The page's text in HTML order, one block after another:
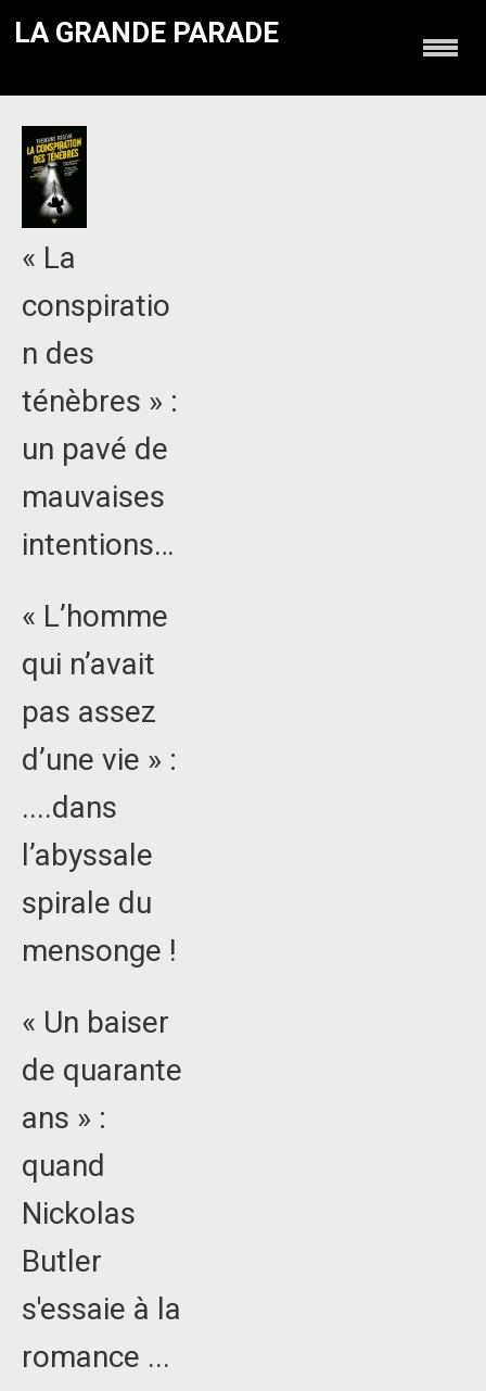
LA GRANDE PARADE
« La
conspiratio
n des
ténèbres » :
un pavé de
mauvaises
intentions…
« L’homme
qui n’avait
pas assez
d’une vie » :
....dans
l’abyssale
spirale du
mensonge !
« Un baiser
de quarante
ans » :
quand
Nickolas
Butler
s'essaie à la
romance ...